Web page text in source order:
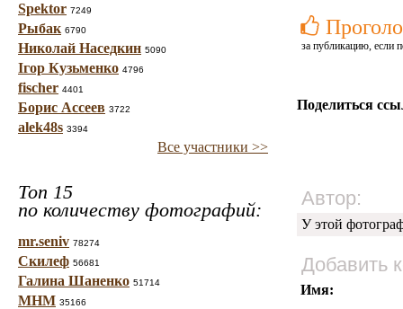
Spektor 7249
Рыбак 6790
Николай Наседкин 5090
Ігор Кузьменко 4796
fischer 4401
Борис Ассеев 3722
alek48s 3394
Все участники >>
Топ 15
по количеству фотографий:
mr.seniv 78274
Скилеф 56681
Галина Шаненко 51714
МНМ 35166
за публикацию, если
Поделиться
Автор:
У этой
Добавить
Имя: